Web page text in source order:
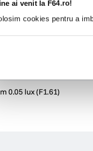
ai venit la F64.ro!
cookies pentru a
solutie PTZ avansata, ideala
iesire video prin
Pelco-P, EAGLE P30 este
0.05 lux (F1.61)